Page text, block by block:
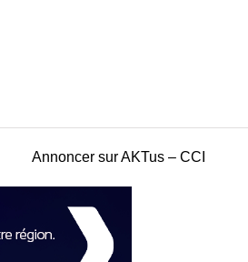
Annoncer sur AKTus – CCI